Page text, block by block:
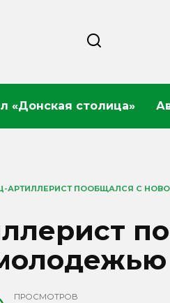
«Донская столица»
АРТИЛЛЕРИСТ ПООБЩАЛСЯ С
ПРОСМОТРОВ